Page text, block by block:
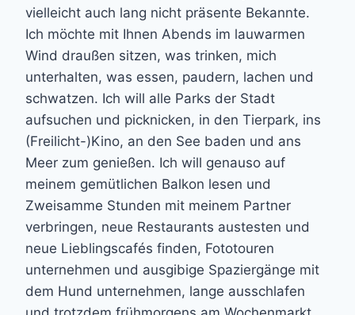
vielleicht auch lang nicht präsente Bekannte.
Ich möchte mit Ihnen Abends im lauwarmen
Wind draußen sitzen, was trinken, mich
unterhalten, was essen, paudern, lachen und
schwatzen. Ich will alle Parks der Stadt
aufsuchen und picknicken, in den Tierpark, ins
(Freilicht-)Kino, an den See baden und ans
Meer zum genießen. Ich will genauso auf
meinem gemütlichen Balkon lesen und
Zweisamme Stunden mit meinem Partner
verbringen, neue Restaurants austesten und
neue Lieblingscafés finden, Fototouren
unternehmen und ausgibige Spaziergänge mit
dem Hund unternehmen, lange ausschlafen